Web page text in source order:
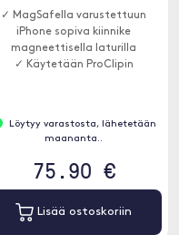
✓ MagSafella varustettuun
iPhone sopiva kiinnike
magneettisella laturilla
✓ Käytetään ProClipin
Löytyy varastosta, lähetetään
maananta..
75.90 €
Lisää ostoskoriin